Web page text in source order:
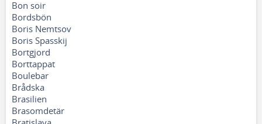
Bon soir
Bordsbön
Boris Nemtsov
Boris Spasskij
Bortgjord
Borttappat
Boulebar
Brådska
Brasilien
Brasomdetär